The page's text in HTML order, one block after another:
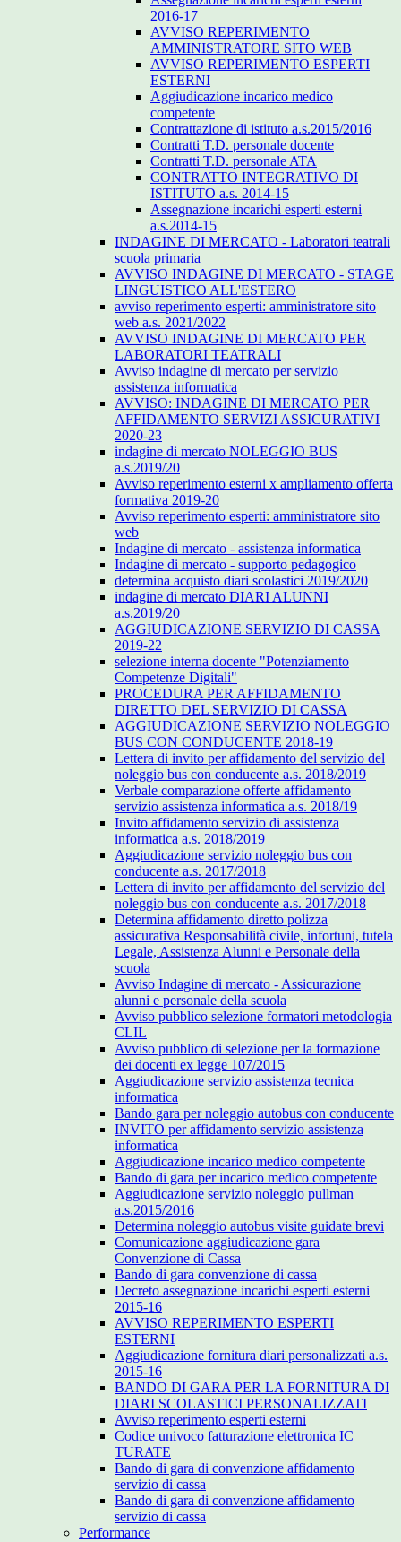
2016-17
AVVISO REPERIMENTO
AMMINISTRATORE SITO WEB
AVVISO REPERIMENTO ESPERTI
ESTERNI
Aggiudicazione incarico medico
competente
Contrattazione di istituto a.s.2015/2016
Contratti T.D. personale docente
Contratti T.D. personale ATA
CONTRATTO INTEGRATIVO DI
ISTITUTO a.s. 2014-15
Assegnazione incarichi esperti esterni
a.s.2014-15
INDAGINE DI MERCATO - Laboratori teatrali
scuola primaria
AVVISO INDAGINE DI MERCATO - STAGE
LINGUISTICO ALL'ESTERO
avviso reperimento esperti: amministratore sito
web a.s. 2021/2022
AVVISO INDAGINE DI MERCATO PER
LABORATORI TEATRALI
Avviso indagine di mercato per servizio
assistenza informatica
AVVISO: INDAGINE DI MERCATO PER
AFFIDAMENTO SERVIZI ASSICURATIVI
2020-23
indagine di mercato NOLEGGIO BUS
a.s.2019/20
Avviso reperimento esterni x ampliamento offerta
formativa 2019-20
Avviso reperimento esperti: amministratore sito
web
Indagine di mercato - assistenza informatica
Indagine di mercato - supporto pedagogico
determina acquisto diari scolastici 2019/2020
indagine di mercato DIARI ALUNNI
a.s.2019/20
AGGIUDICAZIONE SERVIZIO DI CASSA
2019-22
selezione interna docente "Potenziamento
Competenze Digitali"
PROCEDURA PER AFFIDAMENTO
DIRETTO DEL SERVIZIO DI CASSA
AGGIUDICAZIONE SERVIZIO NOLEGGIO
BUS CON CONDUCENTE 2018-19
Lettera di invito per affidamento del servizio del
noleggio bus con conducente a.s. 2018/2019
Verbale comparazione offerte affidamento
servizio assistenza informatica a.s. 2018/19
Invito affidamento servizio di assistenza
informatica a.s. 2018/2019
Aggiudicazione servizio noleggio bus con
conducente a.s. 2017/2018
Lettera di invito per affidamento del servizio del
noleggio bus con conducente a.s. 2017/2018
Determina affidamento diretto polizza
assicurativa Responsabilità civile, infortuni, tutela
Legale, Assistenza Alunni e Personale della
scuola
Avviso Indagine di mercato - Assicurazione
alunni e personale della scuola
Avviso pubblico selezione formatori metodologia
CLIL
Avviso pubblico di selezione per la formazione
dei docenti ex legge 107/2015
Aggiudicazione servizio assistenza tecnica
informatica
Bando gara per noleggio autobus con conducente
INVITO per affidamento servizio assistenza
informatica
Aggiudicazione incarico medico competente
Bando di gara per incarico medico competente
Aggiudicazione servizio noleggio pullman
a.s.2015/2016
Determina noleggio autobus visite guidate brevi
Comunicazione aggiudicazione gara
Convenzione di Cassa
Bando di gara convenzione di cassa
Decreto assegnazione incarichi esperti esterni
2015-16
AVVISO REPERIMENTO ESPERTI
ESTERNI
Aggiudicazione fornitura diari personalizzati a.s.
2015-16
BANDO DI GARA PER LA FORNITURA DI
DIARI SCOLASTICI PERSONALIZZATI
Avviso reperimento esperti esterni
Codice univoco fatturazione elettronica IC
TURATE
Bando di gara di convenzione affidamento
servizio di cassa
Bando di gara di convenzione affidamento
servizio di cassa
Performance